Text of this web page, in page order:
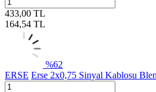
433,00 TL
164,54 TL
%62
ERSE Erse 2x0,75 Sinyal Kablosu